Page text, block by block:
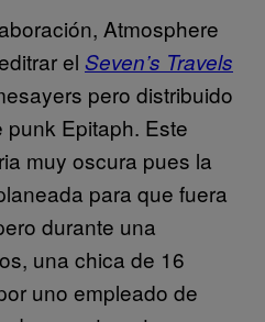
Atmosphere
el Seven’s Travels
pero distribuido
Epitaph. Este
muy oscura pues la
para que fuera
durante una
una chica de 16
uno empleado de